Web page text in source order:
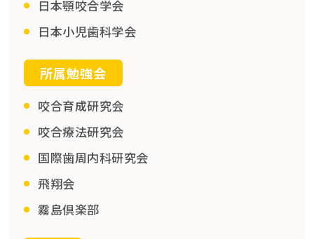
日本顎咬合学会
日本小児歯科学会
所属勉強会
咬合育成研究会
咬合療法研究会
国際歯周内科研究会
飛翔会
霧島倶楽部